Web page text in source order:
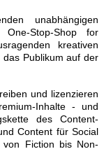
unabhängigen
Stop-Shop for
kreativen
Publikum auf der
und lizenzieren
Inhalte - und
des Content-
Content für Social
Fiction bis Non-